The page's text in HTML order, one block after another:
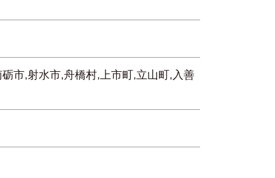
市,射水市,舟橋村,上市町,立山町,入善